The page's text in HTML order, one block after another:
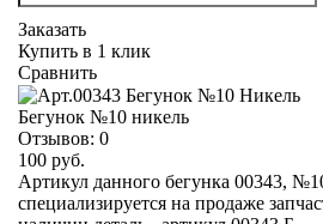
Заказать
Купить в 1 клик
Сравнить
Бегунок №10 никель
Отзывов: 0
100 руб.
Артикул данного бегунка 00343,
специализируется на продаже